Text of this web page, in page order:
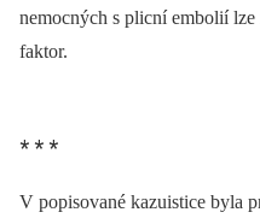
nemocných s plicní embolií
faktor.
* * *
V popisované kazuistice byla